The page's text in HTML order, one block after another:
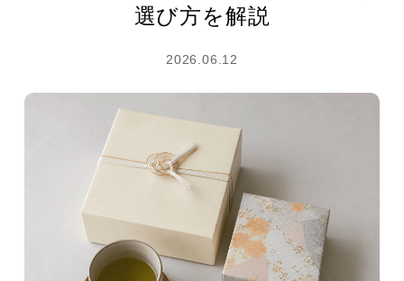
選び方を解説
2026.06.12